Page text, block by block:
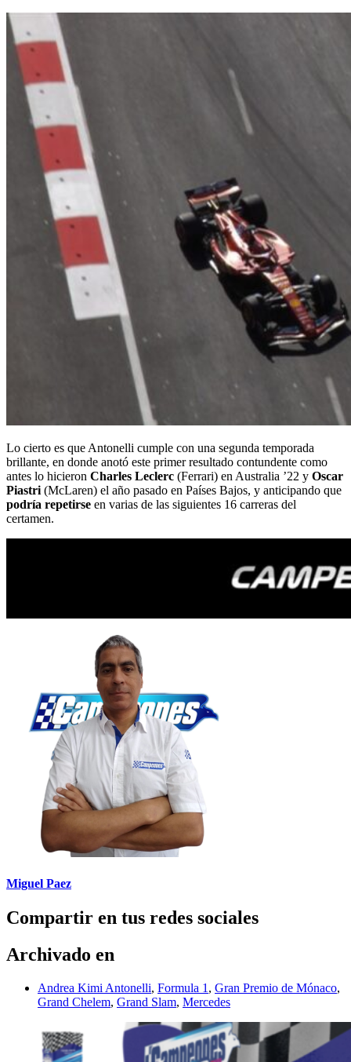
Lo cierto es que Antonelli cumple con una segunda temporada
brillante, en donde anotó este primer resultado contundente como
antes lo hicieron Charles Leclerc (Ferrari) en Australia ’22 y Oscar
Piastri (McLaren) el año pasado en Países Bajos, y anticipando que
podría repetirse en varias de las siguientes 16 carreras del
certamen.
Miguel Paez
Compartir en tus redes sociales
Archivado en
Andrea Kimi Antonelli, Formula 1 , Gran Premio de Mónaco,
Grand Chelem, Grand Slam, Mercedes